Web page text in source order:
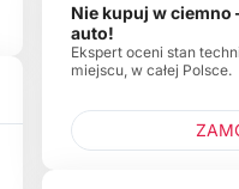
Nie kupuj w ciemno
auto!
Ekspert oceni stan
miejscu, w całej Polsce.